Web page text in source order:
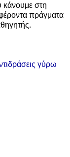
κάνουμε στη
πράγματα
γύρω